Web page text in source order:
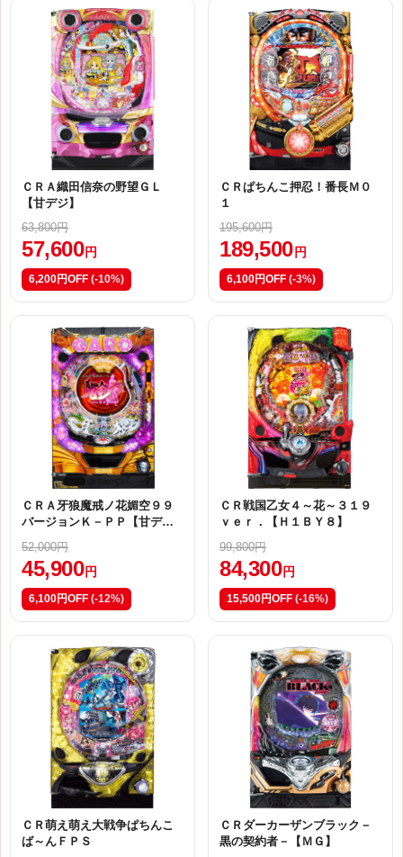
ＣＲＡ織田信奈の野望ＧＬ
【甘デジ】
63,800円
57,600 円
6,200円OFF (-10%)
ＣＲぱちんこ押忍！番長Ｍ０
１
195,600円
189,500 円
6,100円OFF (-3%)
ＣＲＡ牙狼魔戒ノ花媚空９９
バージョンＫ－ＰＰ【甘デ
52,000円
45,900 円
6,100円OFF (-12%)
ＣＲ戦国乙女４～花～３１９
ｖｅｒ．【Ｈ１ＢＹ８】
99,800円
84,300 円
15,500円OFF (-16%)
ＣＲ萌え萌え大戦争ぱちんこ
ば～んＦＰＳ
ＣＲダーカーザンブラック－
黒の契約者－【ＭＧ】